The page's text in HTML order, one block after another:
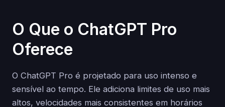
O Que o ChatGPT Pro
Oferece
O ChatGPT Pro é projetado para uso intenso e
sensível ao tempo. Ele adiciona limites de uso mais
altos, velocidades mais consistentes em horários